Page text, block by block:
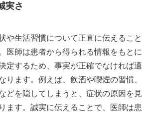
実さ
や生活習慣について正直に伝えること
医師は患者から得られる情報をもとに
定するため、事実が正確でなければ適
ります。例えば、飲酒や喫煙の習慣、
どを隠してしまうと、症状の原因を見
ます。誠実に伝えることで、医師は患